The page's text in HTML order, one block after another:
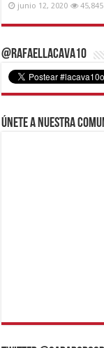
junio 12, 2020 45,845
@RafaelLacava10
Únete a nuestra